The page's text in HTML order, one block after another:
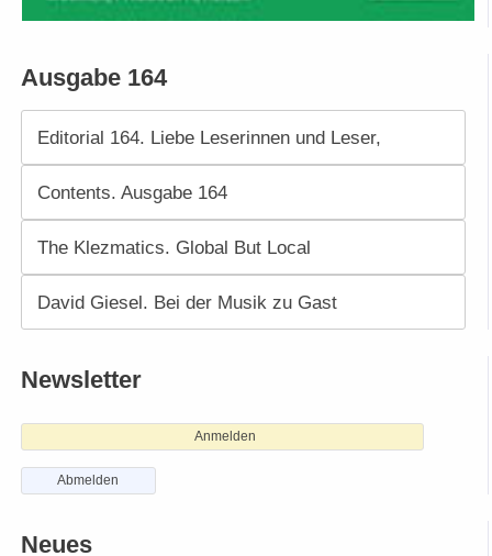
Ausgabe 164
Editorial 164. Liebe Leserinnen und Leser,
Contents. Ausgabe 164
The Klezmatics. Global But Local
David Giesel. Bei der Musik zu Gast
Newsletter
Anmelden
Abmelden
Neues